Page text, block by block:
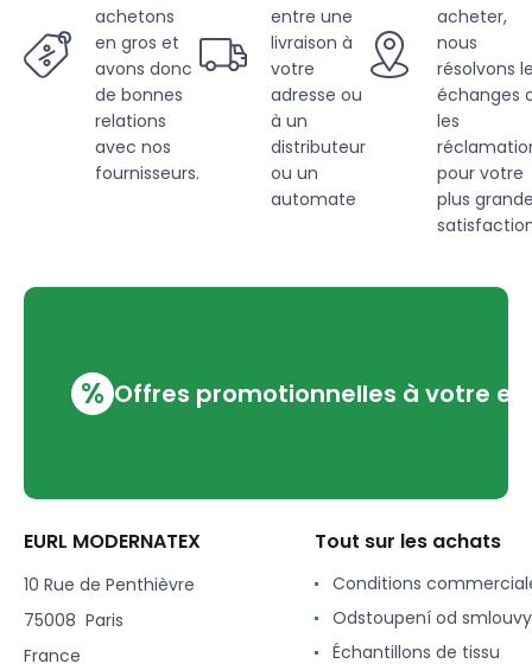
achetons
en gros et
avons donc
de bonnes
relations
avec nos
fournisseurs.
entre une
livraison à
votre
adresse ou
à un
distributeur
ou un
automate
acheter,
nous
résolvons
échanges
les
pour votre
plus
% Offres promotionnelles à votre
EURL MODERNATEX
10 Rue de Penthièvre
75008 Paris
France
Tout sur les achats
Conditions
Odstoupení od smlouvy
Échantillons de tissu